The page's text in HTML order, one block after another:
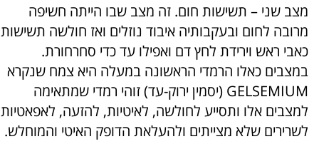
מצב שני – תשישות חום. זה מצב שבו הייתה חשיפה
מרובה לחום ובעקבותיה איבוד נוזלים ואז חולשה תשישות
כאבי ראש וירידת לחץ דם ואפילו עד כדי סחרחורת.
במצבים כאלו הרמדי הראשונה במעלה היא צמח שנקרא
GELSEMIUM (יסמין ירוק-עד) זוהי רמדי שמתאימה
למצבים אלו ותסייע לחולשה, לאיטיות, להזעה, לאפאטיות
לשרירים שלא מצייתים ולהעלאת הדופק האיטי והמוחלש.